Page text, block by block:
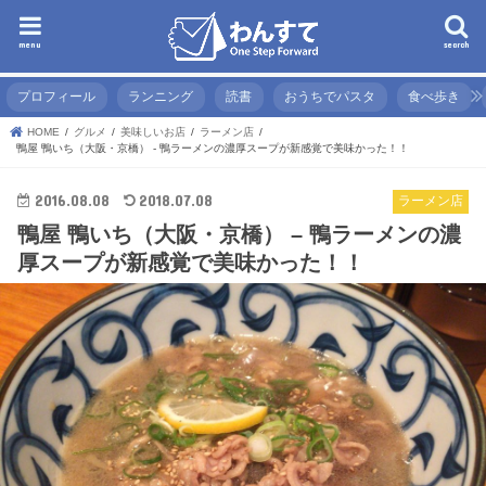
search
menu
プロフィール ランニング 読書 おうちでパスタ 食べ歩き
HOME グルメ 美味しいお店
ラーメン店
鴨屋 鴨いち（大阪・京橋） - 鴨ラーメンの濃厚スープが新感覚で美味かった！！
ラーメン店
2016.08.08 2018.07.08
鴨屋 鴨いち（大阪・京橋） – 鴨ラーメンの濃
厚スープが新感覚で美味かった！！